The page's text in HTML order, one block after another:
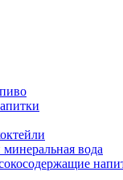
вода